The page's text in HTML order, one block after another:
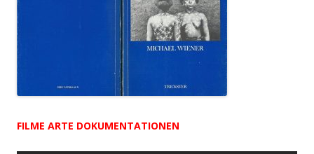
FILME ARTE DOKUMENTATIONEN